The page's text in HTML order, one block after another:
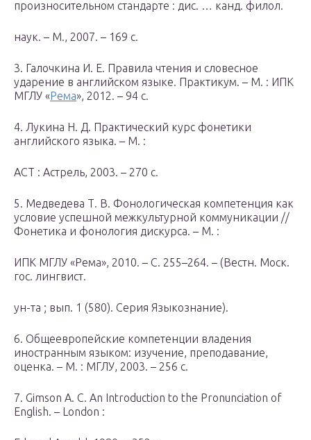
произносительном стандарте : дис. … канд. филол.
наук. – М., 2007. – 169 с.
3. Галочкина И. Е. Правила чтения и словесное
ударение в английском языке. Практикум. – М. : ИПК
МГЛУ «Рема», 2012. – 94 с.
4. Лукина Н. Д. Практический курс фонетики
английского языка. – М. :
АСТ : Астрель, 2003. – 270 с.
5. Медведева Т. В. Фонологическая компетенция как
условие успешной межкультурной коммуникации //
Фонетика и фонология дискурса. – М. :
ИПК МГЛУ «Рема», 2010. – С. 255–264. – (Вестн. Моск.
гос. лингвист.
ун-та ; вып. 1 (580). Серия Языкознание).
6. Общеевропейские компетенции владения
иностранным языком: изучение, преподавание,
оценка. – М. : МГЛУ, 2003. – 256 с.
7. Gimson A. C. An Introduction to the Pronunciation of
English. – London :